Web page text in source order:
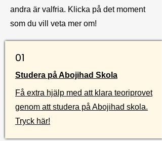
andra är valfria. Klicka på det moment
som du vill veta mer om!
01
Studera på Abojihad Skola
Få extra hjälp med att klara teoriprovet
genom att studera på Abojihad skola.
Tryck här!